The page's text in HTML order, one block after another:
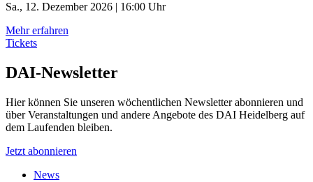
Sa., 12. Dezember 2026 | 16:00 Uhr
Mehr erfahren
Tickets
DAI-Newsletter
Hier können Sie unseren wöchentlichen Newsletter abonnieren und
über Veranstaltungen und andere Angebote des DAI Heidelberg auf
dem Laufenden bleiben.
Jetzt abonnieren
News